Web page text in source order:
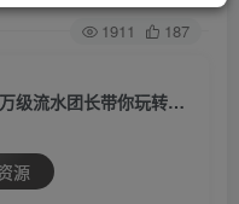
1911 187
（7540期）快团团变现实战营，千万级流水团长带你玩转快团团
源